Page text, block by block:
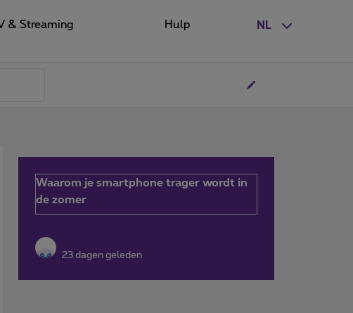
NL
& Streaming Hulp
Waarom je smartphone trager wordt in
de zomer
23 dagen geleden